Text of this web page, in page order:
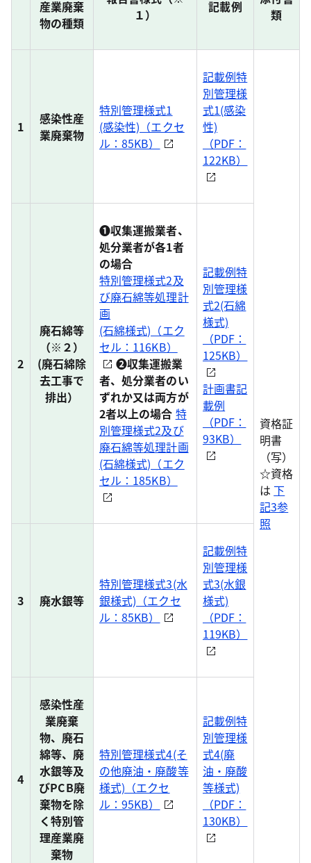
産業廃棄
物の種類
１）
記載例
類
1
感染性産
業廃棄物
特別管理様式1
(感染性)（エクセ
ル：85KB）
記載例特
別管理様
式1(感染
性)
（PDF：
122KB）
資格証
明書
（写）
☆資格
は 下
記3参
照
2
廃石綿等
（※２）
(廃石綿除
去工事で
排出）
❶収集運搬業者、
処分業者が各1者
の場合
特別管理様式2及
び廃石綿等処理計
画
(石綿様式)（エク
セル：116KB）
❷収集運搬業
者、処分業者のい
ずれか又は両方が
2者以上の場合 特
別管理様式2及び
廃石綿等処理計画
(石綿様式)（エク
セル：185KB）
記載例特
別管理様
式2(石綿
様式)
（PDF：
125KB）
計画書記
載例
（PDF：
93KB）
3 廃水銀等
特別管理様式3(水
銀様式)（エクセ
ル：85KB）
記載例特
別管理様
式3(水銀
様式)
（PDF：
119KB）
4
感染性産
業廃棄
物、廃石
綿等、廃
水銀等及
びPCB廃
棄物を除
く特別管
理産業廃
棄物
特別管理様式4(そ
の他廃油・廃酸等
様式)（エクセ
ル：95KB）
記載例特
別管理様
式4(廃
油・廃酸
等様式)
（PDF：
130KB）